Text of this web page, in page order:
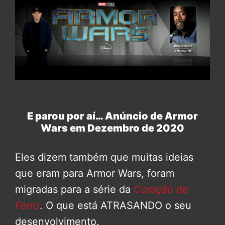
E parou por aí… Anúncio de Armor
Wars em Dezembro de 2020
Eles dizem também que muitas ideias
que eram para Armor Wars, foram
migradas para a série da Coração de
Ferro. O que está ATRASANDO o seu
desenvolvimento.